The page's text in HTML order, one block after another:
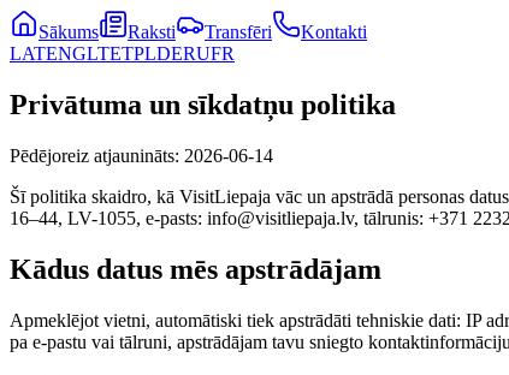
Sākums Raksti Transfēri
Kontakti
LATENGLTETPLDERUFR
Privātuma un sīkdatņu politika
Pēdējoreiz atjaunināts: 2026-06-14
Šī politika skaidro, kā VisitLiepaja vāc un apstrādā personas
16–44, LV-1055, e-pasts: info@visitliepaja.lv, tālrunis: +371
Kādus datus mēs apstrādājam
Apmeklējot vietni, automātiski tiek apstrādāti tehniskie dati: IP
pa e-pastu vai tālruni, apstrādājam tavu sniegto